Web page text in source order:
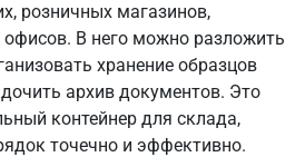
розничных магазинов,
офисов. В него можно разложить
хранение образцов
архив документов. Это
контейнер для склада,
точечно и эффективно.